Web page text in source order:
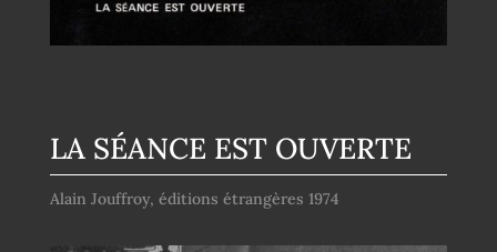
LA SÉANCE EST OUVERTE
Alain Jouffroy, éditions étrangères 1974